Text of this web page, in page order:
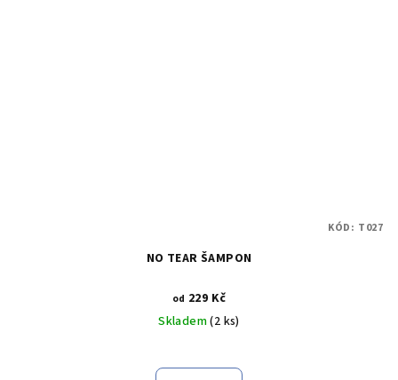
NO TEAR ŠAMPON
od 229 Kč
Skladem(2 ks)
KÓD: T027